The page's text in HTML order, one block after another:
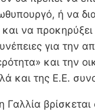
ή να
να
για την
και την
και της Ε.Ε.
βρίσκεται